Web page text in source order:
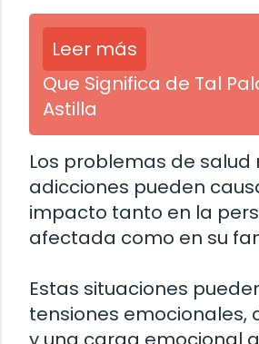
Leer más
Que Significa de Tal
Astilla
Los problemas de
adicciones pueden
impacto tanto en la
afectada como en su
Estas situaciones
tensiones emocionales,